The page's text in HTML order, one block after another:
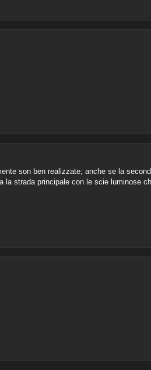
son ben realizzate; anche se la
strada principale con le scie luminose